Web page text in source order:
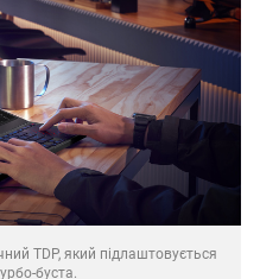
TDP, який підлаштовується
буста.